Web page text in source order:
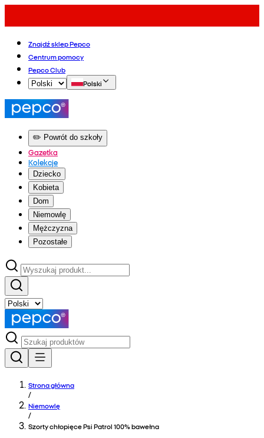
Znajdź sklep Pepco
Centrum pomocy
Pepco Club
Polski
✏️ Powrót do szkoły
Gazetka
Kolekcje
Dziecko
Kobieta
Dom
Niemowlę
Mężczyzna
Pozostałe
Strona główna
/
Niemowlę
/
Szorty chłopięce Psi Patrol 100% bawełna